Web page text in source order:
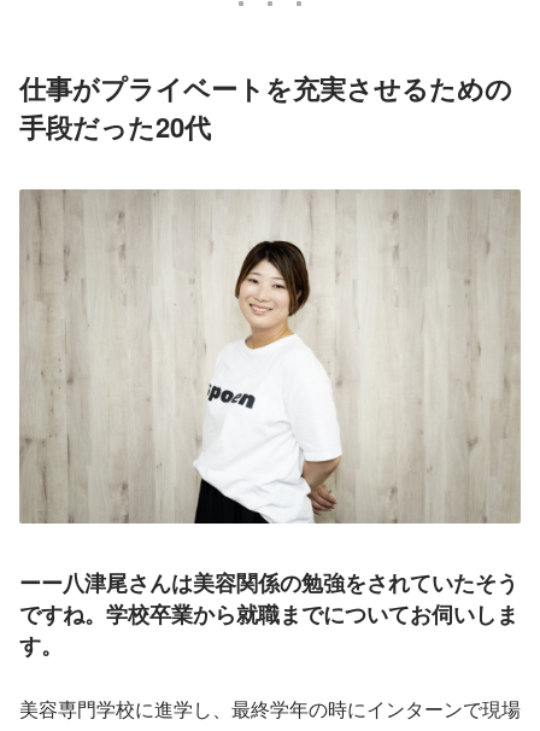
仕事がプライベートを充実させるための
手段だった20代
ーー八津尾さんは美容関係の勉強をされていたそう
ですね。学校卒業から就職までについてお伺いしま
す。
美容専門学校に進学し、最終学年の時にインターンで現場